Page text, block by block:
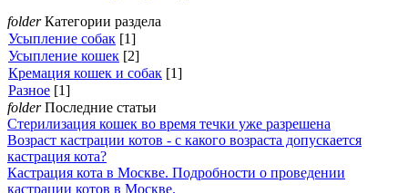
folderКатегории раздела
Усыпление собак [1]
Усыпление кошек [2]
Кремация кошек и собак [1]
Разное [1]
folderПоследние статьи
Стерилизация кошек во время течки уже разрешена
Возраст кастрации котов - с какого возраста допускается
кастрация кота?
Кастрация кота в Москве. Подробности о проведении
кастрации котов в Москве.